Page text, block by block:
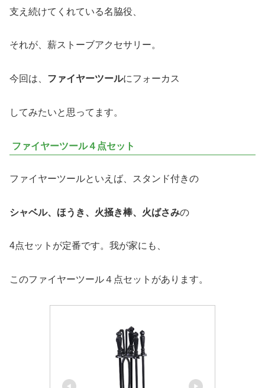
支え続けてくれている名脇役、
それが、薪ストーブアクセサリー。
今回は、 ファイヤーツールにフォーカス
してみたいと思ってます。
ファイヤーツール４点セット
ファイヤーツールといえば、スタンド付きの
シャベル、ほうき、火掻き棒、火ばさみの
4点セットが定番です。我が家にも、
このファイヤーツール４点セットがあります。